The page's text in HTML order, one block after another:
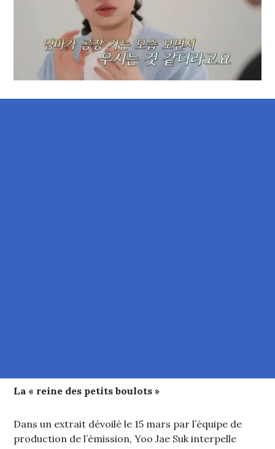
La « reine des petits boulots »
Dans un extrait dévoilé le 15 mars par l’équipe de
production de l’émission, Yoo Jae Suk interpelle